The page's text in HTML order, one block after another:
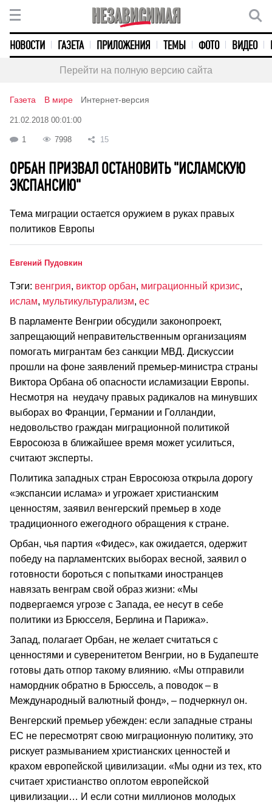
НОВОСТИ ГАЗЕТА ПРИЛОЖЕНИЯ ТЕМЫ ФОТО ВИДЕО
Перейти на полную версию сайта
Газета В мире Интернет-версия
21.02.2018 00:01:00
1 7998 15
ОРБАН ПРИЗВАЛ ОСТАНОВИТЬ "ИСЛАМСКУЮ
ЭКСПАНСИЮ"
Тема миграции остается оружием в руках правых
политиков Европы
Евгений Пудовкин
Тэги: венгрия, виктор орбан, миграционный кризис,
ислам, мультикультурализм, ес
В парламенте Венгрии обсудили законопроект,
запрещающий неправительственным организациям
помогать мигрантам без санкции МВД. Дискуссии
прошли на фоне заявлений премьер-министра страны
Виктора Орбана об опасности исламизации Европы.
Несмотря на неудачу правых радикалов на минувших
выборах во Франции, Германии и Голландии,
недовольство граждан миграционной политикой
Евросоюза в ближайшее время может усилиться,
считают эксперты.
Политика западных стран Евросоюза открыла дорогу
«экспансии ислама» и угрожает христианским
ценностям, заявил венгерский премьер в ходе
традиционного ежегодного обращения к стране.
Орбан, чья партия «Фидес», как ожидается, одержит
победу на парламентских выборах весной, заявил о
готовности бороться с попытками иностранцев
навязать венграм свой образ жизни: «Мы
подвергаемся угрозе с Запада, ее несут в себе
политики из Брюсселя, Берлина и Парижа».
Запад, полагает Орбан, не желает считаться с
ценностями и суверенитетом Венгрии, но в Будапеште
готовы дать отпор такому влиянию. «Мы отправили
намордник обратно в Брюссель, а поводок – в
Международный валютный фонд», – подчеркнул он.
Венгерский премьер убежден: если западные страны
ЕС не пересмотрят свою миграционную политику, это
рискует размыванием христианских ценностей и
крахом европейской цивилизации. «Мы одни из тех, кто
считает христианство оплотом европейской
цивилизации… И если сотни миллионов молодых